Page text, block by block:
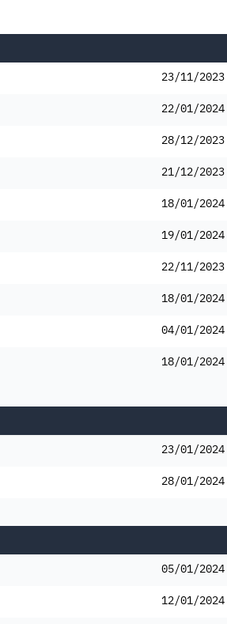
23/11/2023
22/01/2024
28/12/2023
21/12/2023
18/01/2024
19/01/2024
22/11/2023
18/01/2024
04/01/2024
18/01/2024
23/01/2024
28/01/2024
05/01/2024
12/01/2024